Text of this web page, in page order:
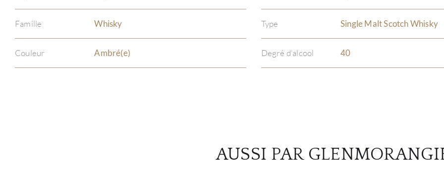
Famille Whisky Type Single Malt Scotch Whisky
Couleur Ambré(e) Degré d'alcool 40
AUSSI PAR